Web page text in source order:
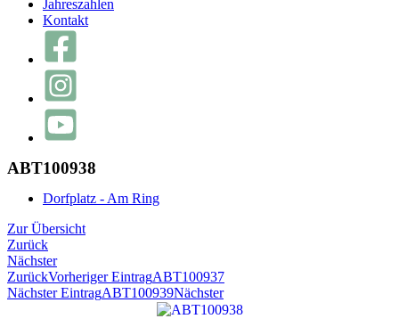
Jahreszahlen
Kontakt
ABT100938
Dorfplatz - Am Ring
Zur Übersicht
Zurück
Nächster
ZurückVorheriger EintragABT100937
Nächster EintragABT100939Nächster